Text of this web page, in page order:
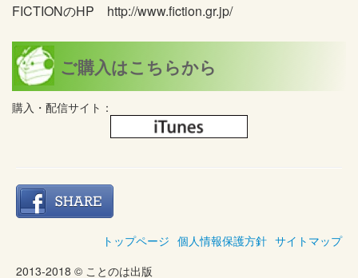
FICTIONのHP http://www.fiction.gr.jp/
ご購入はこちらから
購入・配信サイト：
トップページ 個人情報保護方針 サイトマップ
2013-2018 © ことのは出版